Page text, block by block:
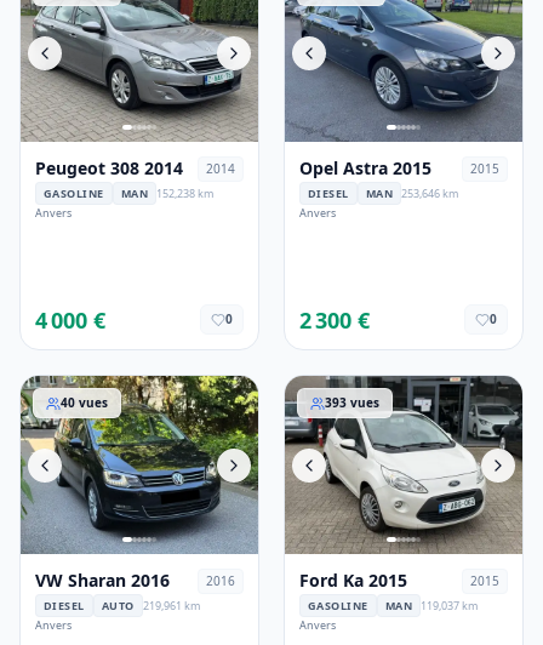
Peugeot 308 2014 2014
GASOLINE MAN
152,238 km
Anvers
4 000 € 0
Opel Astra 2015 2015
DIESEL MAN 253,646 km
Anvers
2 300 € 0
VW Sharan 2016
40 vues
VW Sharan 2016 2016
DIESEL AUTO
219,961 km
Anvers
Ford Ka 2015
393 vues
Ford Ka 2015 2015
GASOLINE MAN
119,037 km
Anvers